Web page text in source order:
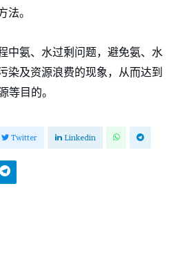
法。
中氨、水过剩问题，避免氨、水
染及资源浪费的现象，从而达到
等目的。
Twitter Linkedin